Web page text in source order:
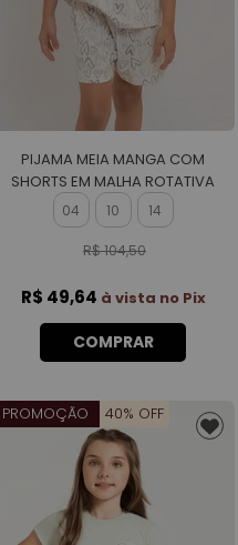
PIJAMA MEIA MANGA COM
SHORTS EM MALHA ROTATIVA
FEMININO
04 10 14
R$ 104,50
R$ 49,64 à vista no Pix
COMPRAR
PROMOÇÃO 40% OFF